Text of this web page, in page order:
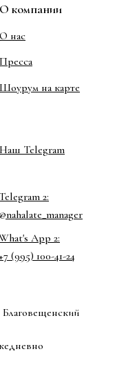
О нас
О компании
Пресса
Шоурум на карте
Наш Telegram
Telegram 2:
(995) 100-41-24
App 2: